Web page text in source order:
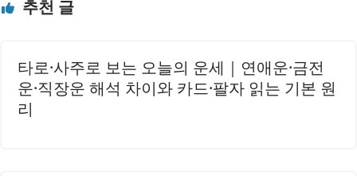
서 연인으로 발전하게 되면서 함께 꿈을 이루기 위해 노력했
10년 후 우연히 재회하면서 과거와 현재를 오가는..
추천 글
타로·사주로 보는 오늘의 운세｜연애운·금전
운·직장운 해석 차이와 카드·팔자 읽는 기본 원
리